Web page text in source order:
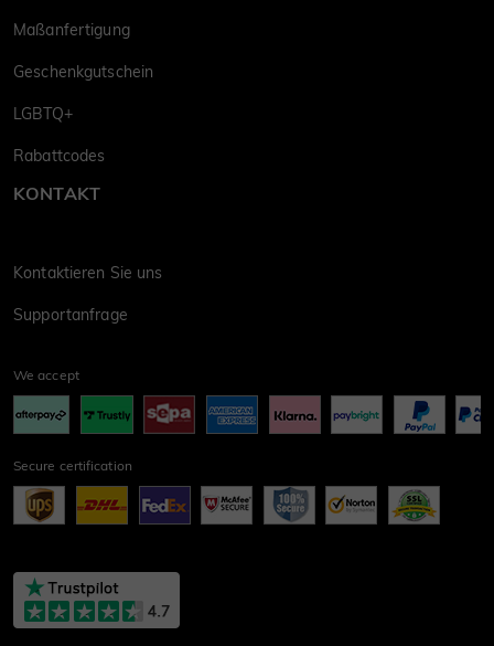
Maßanfertigung
Geschenkgutschein
LGBTQ+
Rabattcodes
KONTAKT
Kontaktieren Sie uns
Supportanfrage
We accept
Secure certification